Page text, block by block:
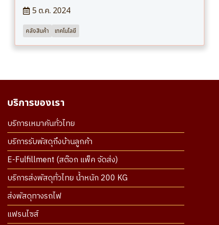
5 ต.ค. 2024
คลังสินค้า เทคโนโลยี
บริการของเรา
บริการเหมาคันทั่วไทย
บริการรับพัสดุถึงบ้านลูกค้า
E-Fulfillment (สต๊อก แพ็ค จัดส่ง)
บริการส่งพัสดุทั่วไทย น้ำหนัก 200 KG
ส่งพัสดุทางรถไฟ
แฟรนไซส์